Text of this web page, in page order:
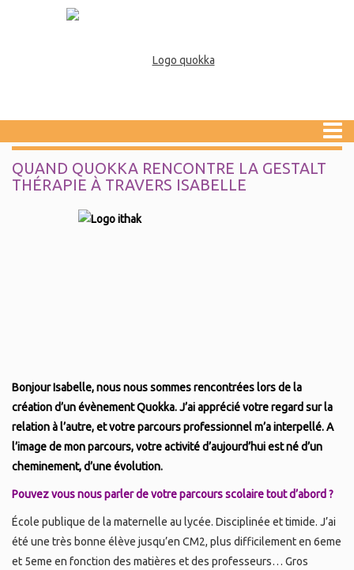
QUAND QUOKKA RENCONTRE LA GESTALT
THÉRAPIE À TRAVERS ISABELLE
Bonjour Isabelle, nous nous sommes rencontrées lors de la
création d’un évènement Quokka. J’ai apprécié votre regard sur la
relation à l’autre, et votre parcours professionnel m’a interpellé. A
l’image de mon parcours, votre activité d’aujourd’hui est né d’un
cheminement, d’une évolution.
Pouvez vous nous parler de votre parcours scolaire tout d’abord ?
École publique de la maternelle au lycée. Disciplinée et timide. J’ai
été une très bonne élève jusqu’en CM2, plus difficilement en 6eme
et 5eme en fonction des matières et des professeurs… Gros